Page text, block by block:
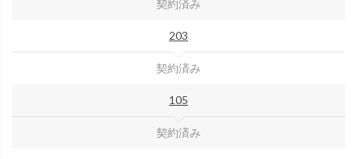
契約済み
203
契約済み
105
契約済み